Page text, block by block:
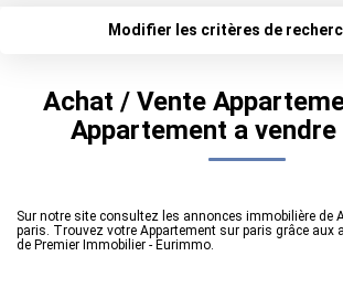
LOUER
ESTIMER
GESTION LOCATIVE
NOTRE AGENCE
Modifier les critères de
Type de bien
Budget max
Achat / Vente
Appartement a vendre
Sur notre site consultez les annonces immobilière de
paris. Trouvez votre Appartement sur paris grâce aux
de Premier Immobilier - Eurimmo.